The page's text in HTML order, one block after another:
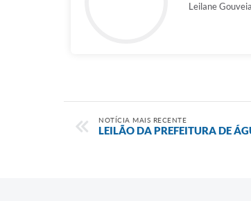
Leilane
NOTÍCIA MAIS RECENTE
LEILÃO DA PREFEITURA DE